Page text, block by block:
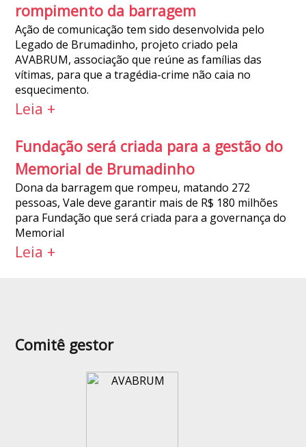
rompimento da barragem
Ação de comunicação tem sido desenvolvida pelo
Legado de Brumadinho, projeto criado pela
AVABRUM, associação que reúne as famílias das
vítimas, para que a tragédia-crime não caia no
esquecimento.
Leia +
Fundação será criada para a gestão do
Memorial de Brumadinho
Dona da barragem que rompeu, matando 272
pessoas, Vale deve garantir mais de R$ 180 milhões
para Fundação que será criada para a governança do
Memorial
Leia +
Comitê gestor